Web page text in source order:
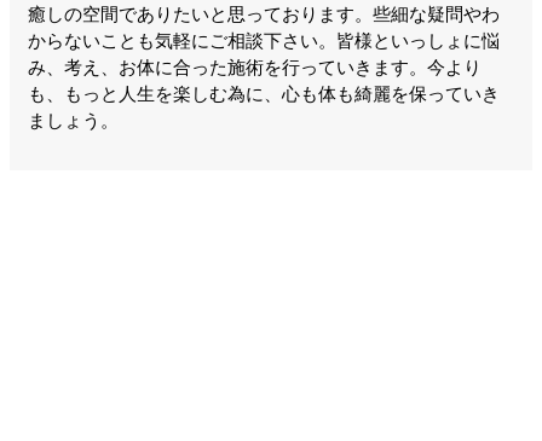
癒しの空間でありたいと思っております。些細な疑問やわ
からないことも気軽にご相談下さい。皆様といっしょに悩
み、考え、お体に合った施術を行っていきます。今より
も、もっと人生を楽しむ為に、心も体も綺麗を保っていき
ましょう。